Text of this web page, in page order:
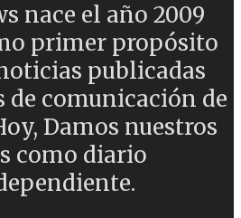
nace el año 2009
primer propósito
publicadas
de comunicación de
Damos nuestros
como diario